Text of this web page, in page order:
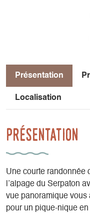
Présentation
Localisation
Présentation
Une courte randonnée
l’alpage du Serpaton
vue panoramique vous
pour un pique-nique